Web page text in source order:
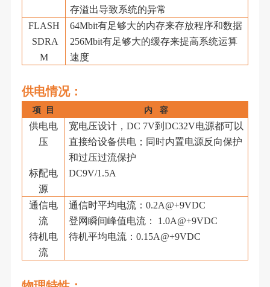
存溢出导致系统的异常
FLASH
64Mbit有足够大的内存来存放程序和数据
SDRA
M
256Mbit有足够大的缓存来提高系统运算
速度
供电情况：
项 目 内 容
供电电
压
宽电压设计， DC 7V到DC32V电源都可以
直接给设备供电；同时内置电源反向保护
和过压过流保护
标配电
源
DC9V/1.5A
通信电
流
通信时平均电流： 0.2A@+9VDC
登网瞬间峰值电流：
1.0A@+9VDC
待机电
流
待机平均电流： 0.15A@+9VDC